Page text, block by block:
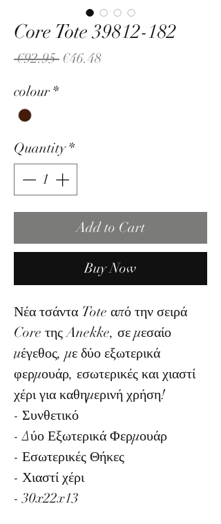
Core Tote 39812-182
€92.95 Regular
€46.48Sale
colour *
Quantity *
Add to Cart
Buy Now
Νέα τσάντα Tote από την σειρά
Core της Anekke, σε μεσαίο
μέγεθος, με δύο εξωτερικά
φερμουάρ, εσωτερικές και χιαστί
χέρι για καθημερινή χρήση!
- Συνθετικό
- Δύο Εξωτερικά Φερμουάρ
- Εσωτερικές Θήκες
- Χιαστί χέρι
- 30x22x13